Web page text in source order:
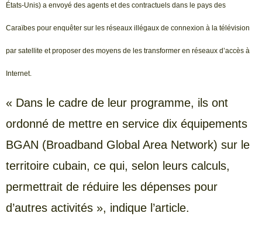
États-Unis) a envoyé des agents et des contractuels dans le pays des
Caraïbes pour enquêter sur les réseaux illégaux de connexion à la télévision
par satellite et proposer des moyens de les transformer en réseaux d’accès à
Internet.
« Dans le cadre de leur programme, ils ont
ordonné de mettre en service dix équipements
BGAN (Broadband Global Area Network) sur le
territoire cubain, ce qui, selon leurs calculs,
permettrait de réduire les dépenses pour
d’autres activités », indique l’article.